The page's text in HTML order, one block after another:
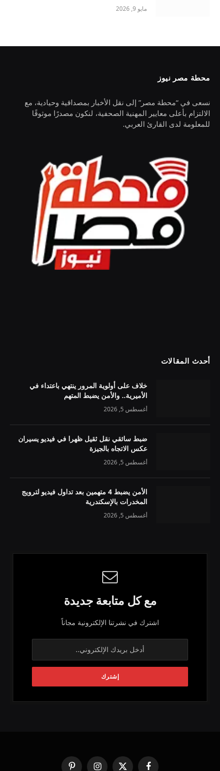
مايو 9, 2026
محطة مصر نيوز
نسعى في “محطة مصر” إلى نقل الأخبار بمصداقية وحيادية، مع
الالتزام بأعلى معايير المهنية الصحفية، لنكون مصدرًا موثوقًا
للمعلومة لدى القارئ العربي.
أحدث المقالات
خلاف على أولوية المرور ينتهي باعتداء في
الأميرية.. والأمن يضبط المتهم
أغسطس 5, 2026
ضبط سائقي نقل ثقيل ظهرا في فيديو يسيران
عكس الاتجاه بالجيزة
أغسطس 5, 2026
الأمن يضبط 4 متهمين بعد تداول فيديو لترويج
المخدرات بالإسكندرية
أغسطس 5, 2026
مع كل متابعة جديدة
اشترك في نشرتنا الإلكترونية مجاناً